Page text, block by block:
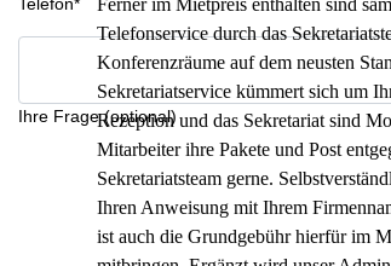
Ihre Frage (optional)
Ferner im Mietpreis enthalten sind
Telefonservice durch das
Konferenzräume auf dem neusten
Sekretariatservice kümmert sich um
Rezeption und das Sekretariat sind
Mitarbeiter ihre Pakete und Post
Sekretariatsteam gerne.
Ihren Anweisung mit Ihrem
ist auch die Grundgebühr hierfür im